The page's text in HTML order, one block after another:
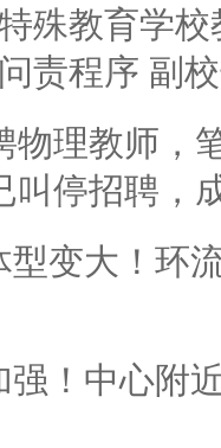
殊教育学
责程序 副
物理教师，
叫停招聘，
型变大！环
强！中心附